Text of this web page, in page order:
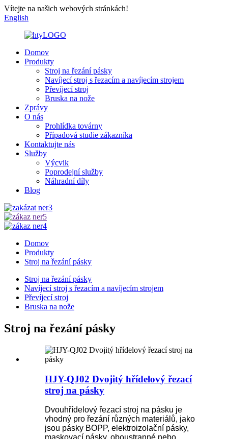
Vítejte na našich webových stránkách!
English
Domov
Produkty
Stroj na řezání pásky
Navíjecí stroj s řezacím a navíjecím strojem
Převíjecí stroj
Bruska na nože
Zprávy
O nás
Prohlídka továrny
Případová studie zákazníka
Kontaktujte nás
Služby
Výcvik
Poprodejní služby
Náhradní díly
Blog
Domov
Produkty
Stroj na řezání pásky
Stroj na řezání pásky
Navíjecí stroj s řezacím a navíjecím strojem
Převíjecí stroj
Bruska na nože
Stroj na řezání pásky
HJY-QJ02 Dvojitý hřídelový řezací
stroj na pásky
Dvouhřídelový řezací stroj na pásku je
vhodný pro řezání různých materiálů, jako
jsou pásky BOPP, elektroizolační pásky,